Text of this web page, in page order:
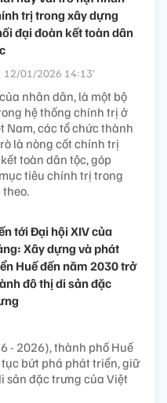
trị trong xây dựng
đại đoàn kết toàn dân
12/01/2026 14:13’
nhân dân, là một bộ
hệ thống chính trị ở
Nam, các tổ chức thành
là nòng cốt chính trị
toàn dân tộc, góp
tiêu chính trị trong
tới Đại hội XIV của
Xây dựng và phát
Huế đến năm 2030 trở
đô thị di sản đặc
- 2026), thành phố Huế
bứt phá phát triển, giữ
sản đặc trưng của Việt